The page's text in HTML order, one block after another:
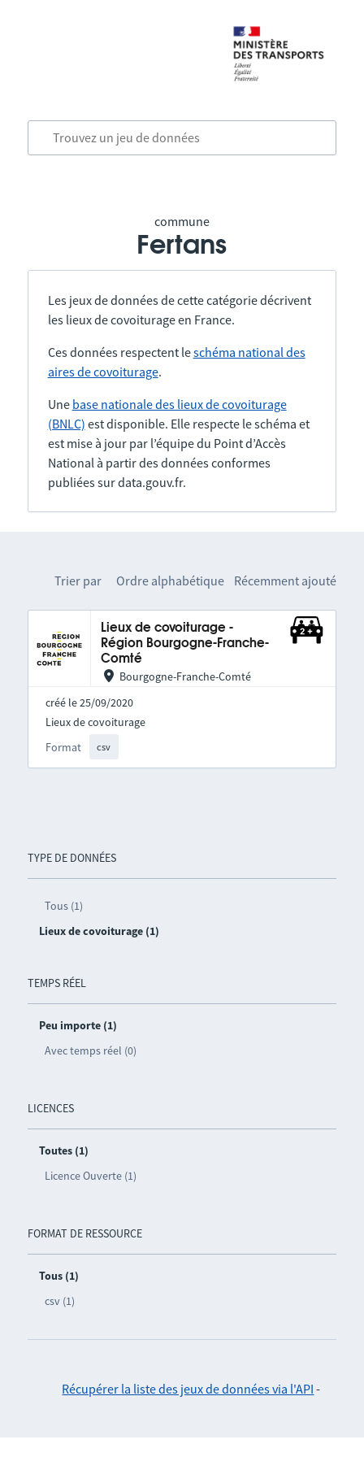
commune
Fertans
Les jeux de données de cette catégorie décrivent
les lieux de covoiturage en France.
Ces données respectent leschéma national des
aires de covoiturage.
Une base nationale des lieux de covoiturage
(BNLC) est disponible. Elle respecte le schéma et
est mise à jour par l’équipe du Point d’Accès
National à partir des données conformes
publiées sur data.gouv.fr.
TYPE DE DONNÉES
Tous (1)
Lieux de covoiturage (1)
TEMPS RÉEL
Peu importe (1)
Avec temps réel (0)
LICENCES
Toutes (1)
Licence Ouverte (1)
FORMAT DE RESSOURCE
Tous (1)
csv (1)
Trier par Ordre alphabétique Récemment ajouté
Lieux de covoiturage -
Région Bourgogne-Franche-
Comté
Bourgogne-Franche-Comté
créé le 25/09/2020
Format csv
Lieux de covoiturage
Récupérer la liste des jeux de données via l'API -